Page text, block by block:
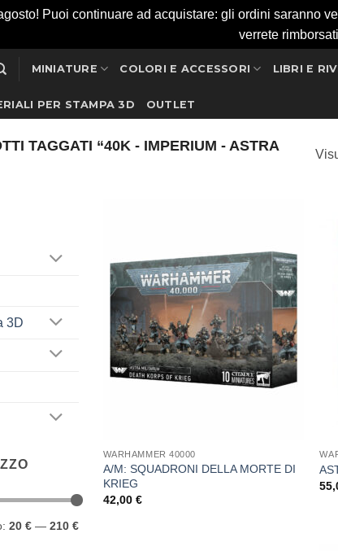
Puoi continuare ad acquistare: gli ordini saranno
verrete
MINIATURE COLORI E ACCESSORI LIBRI E
PER STAMPA 3D OUTLET
TAGGATI “40K - IMPERIUM - ASTRA
3D
20 € — 210 €
alla lista
dei
desideri
WARHAMMER 40000
A/M: SQUADRONI DELLA MORTE DI
KRIEG
42,00 €